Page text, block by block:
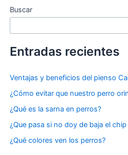
Buscar
Entradas recientes
Ventajas y beneficios del pienso
¿Cómo evitar que nuestro perro
¿Qué es la sarna en perros?
¿Que pasa si no doy de baja el
¿Qué colores ven los perros?